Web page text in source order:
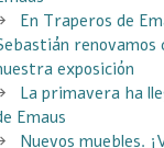
En Traperos de
renovamos
exposición
La primavera ha
Emaus
Nuevos muebles.